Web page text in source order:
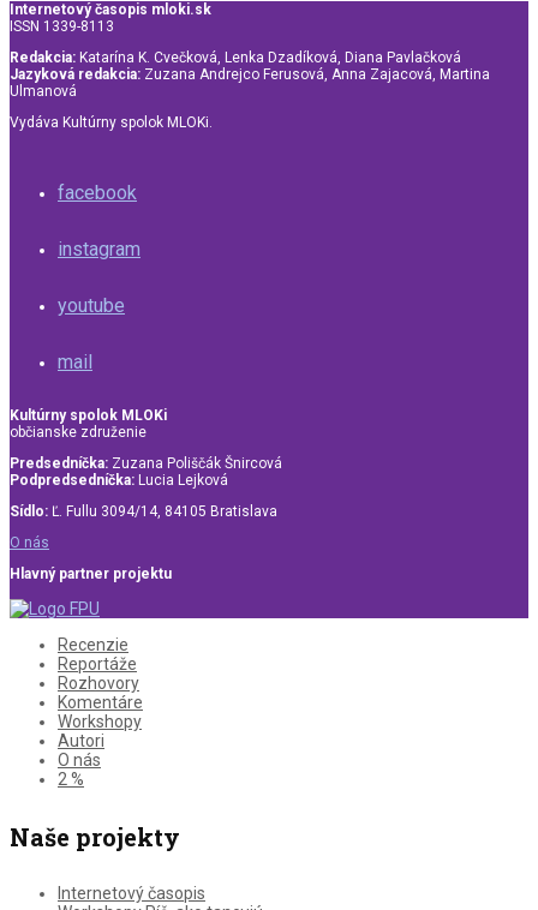
Internetový časopis mloki.sk
ISSN 1339-8113
Redakcia: Katarína K. Cvečková, Lenka Dzadíková, Diana Pavlačková
Jazyková redakcia: Zuzana Andrejco Ferusová, Anna Zajacová, Martina
Ulmanová
Vydáva Kultúrny spolok MLOKi.
facebook
instagram
youtube
mail
Kultúrny spolok MLOKi
občianske združenie
Predsedníčka: Zuzana Poliščák Šnircová
Podpredsedníčka: Lucia Lejková
Sídlo: Ľ. Fullu 3094/14, 84105 Bratislava
O nás
Hlavný partner projektu
Recenzie
Reportáže
Rozhovory
Komentáre
Workshopy
Autori
O nás
2 %
Naše projekty
Internetový časopis